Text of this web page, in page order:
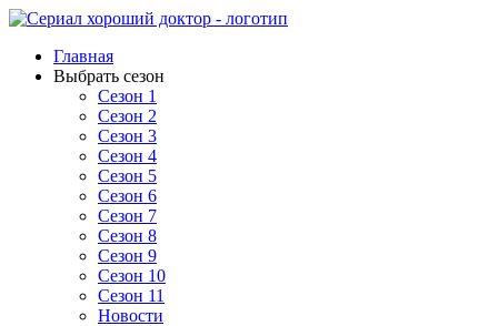
Главная
Выбрать сезон
Сезон 1
Сезон 2
Сезон 3
Сезон 4
Сезон 5
Сезон 6
Сезон 7
Сезон 8
Сезон 9
Сезон 10
Сезон 11
Новости